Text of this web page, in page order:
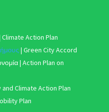
Climate Action Plan
| Green City Accord
| Action Plan on
Climate Action Plan
Plan